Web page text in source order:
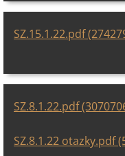
SZ.15.1.22.pdf
SZ.8.1.22.pdf
SZ.8.1.22 otazky.pdf